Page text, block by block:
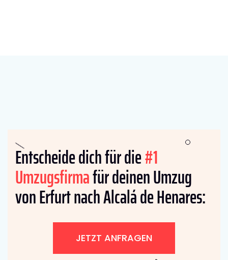
Entscheide dich für die#1
Umzugsfirmafür deinen Umzug
von Erfurt nach Alcalá de Henares:
JETZT ANFRAGEN